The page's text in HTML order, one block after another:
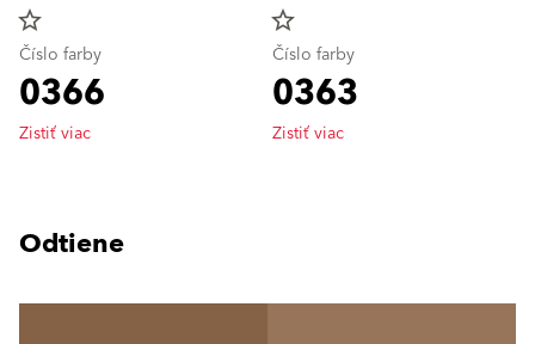
star_border
Číslo farby
0366
Zistiť viac
star_border
Číslo farby
0363
Zistiť viac
Odtiene